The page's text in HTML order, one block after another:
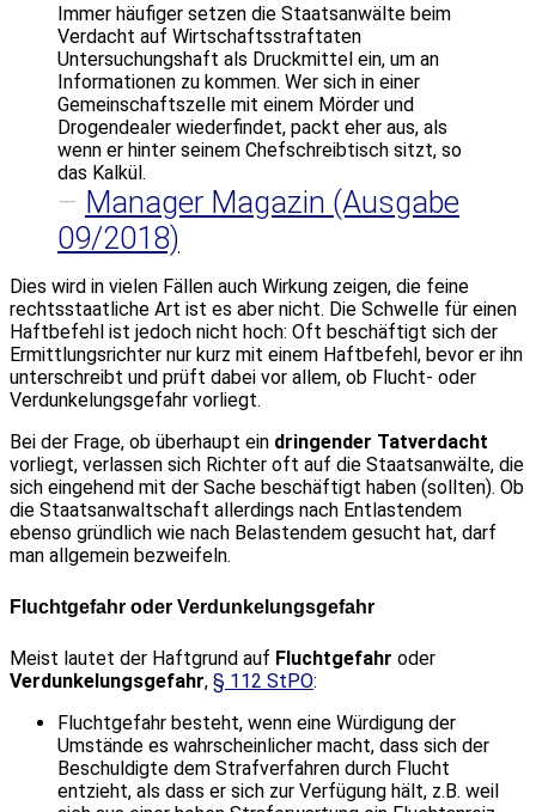
Immer häufiger setzen die Staatsanwälte beim
Verdacht auf Wirtschaftsstraftaten
Untersuchungshaft als Druckmittel ein, um an
Informationen zu kommen. Wer sich in einer
Gemeinschaftszelle mit einem Mörder und
Drogendealer wiederfindet, packt eher aus, als
wenn er hinter seinem Chefschreibtisch sitzt, so
das Kalkül.
– Manager Magazin (Ausgabe
09/2018)
Dies wird in vielen Fällen auch Wirkung zeigen, die feine
rechtsstaatliche Art ist es aber nicht. Die Schwelle für einen
Haftbefehl ist jedoch nicht hoch: Oft beschäftigt sich der
Ermittlungsrichter nur kurz mit einem Haftbefehl, bevor er ihn
unterschreibt und prüft dabei vor allem, ob Flucht- oder
Verdunkelungsgefahr vorliegt.
Bei der Frage, ob überhaupt ein dringender Tatverdacht
vorliegt, verlassen sich Richter oft auf die Staatsanwälte, die
sich eingehend mit der Sache beschäftigt haben (sollten). Ob
die Staatsanwaltschaft allerdings nach Entlastendem
ebenso gründlich wie nach Belastendem gesucht hat, darf
man allgemein bezweifeln.
Fluchtgefahr oder Verdunkelungsgefahr
Meist lautet der Haftgrund auf Fluchtgefahr oder
Verdunkelungsgefahr, § 112 StPO:
Fluchtgefahr besteht, wenn eine Würdigung der
Umstände es wahrscheinlicher macht, dass sich der
Beschuldigte dem Strafverfahren durch Flucht
entzieht, als dass er sich zur Verfügung hält, z.B. weil